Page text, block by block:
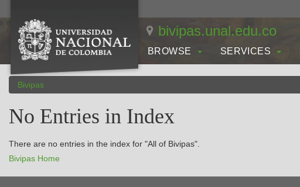
bivipas.unal.edu.co
BROWSE SERVICES
Bivipas
No Entries in Index
There are no entries in the index for "All of Bivipas".
Bivipas Home